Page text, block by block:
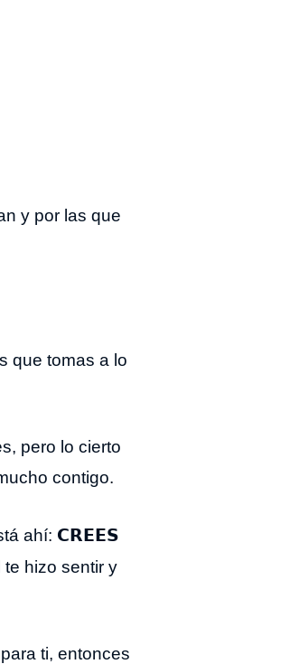
y por las que
que tomas a lo
pero lo cierto
contigo.
ahí: 𝗖𝗥𝗘𝗘𝗦
hizo sentir y
ti, entonces